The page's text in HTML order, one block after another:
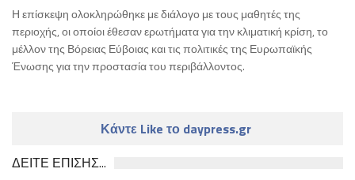
Η επίσκεψη ολοκληρώθηκε με διάλογο με τους μαθητές της
περιοχής, οι οποίοι έθεσαν ερωτήματα για την κλιματική κρίση, το
μέλλον της Βόρειας Εύβοιας και τις πολιτικές της Ευρωπαϊκής
Ένωσης για την προστασία του περιβάλλοντος.
Κάντε Like το daypress.gr
ΔΕΙΤΕ ΕΠΙΣΗΣ...